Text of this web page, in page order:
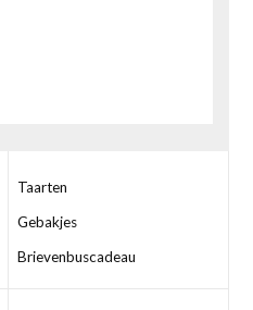
Taarten
Gebakjes
Brievenbuscadeau